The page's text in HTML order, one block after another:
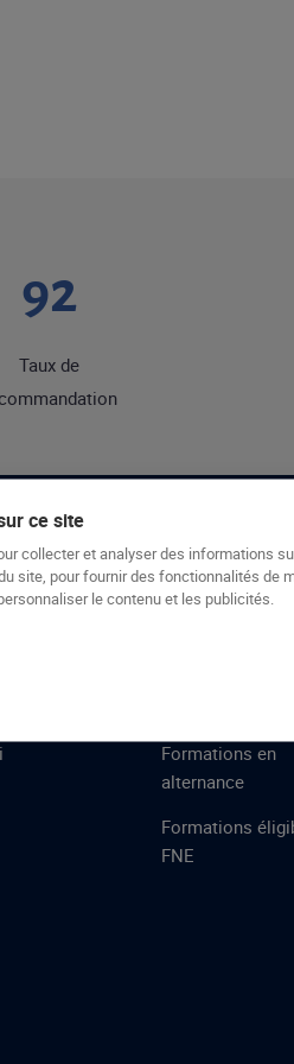
92
Taux de
PRESTATIONS
Formations en
alternance
Formations
FNE
ce site
collecter et analyser des informations
site, pour fournir des fonctionnalités de
le contenu et les publicités.